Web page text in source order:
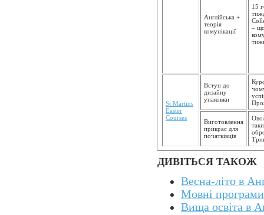
Англійська +
теорія
комунікації
15
–
St Martins
Easter
Courses
Вступ до
дизайну
упаковки
Виготовлення
прикрас для
початківців
ДИВІТЬСЯ ТАКОЖ
Весна-літо в
Мовні програми
Вища освіта в